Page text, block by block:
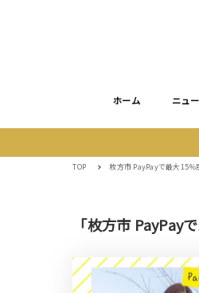
ホーム ニュ
TOP 枚方市 PayPayで最大15
「枚方市 PayPay